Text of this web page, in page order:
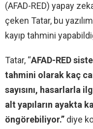
(AFAD-RED) yapay
çeken Tatar, bu
kayıp tahmini
Tatar, “AFAD-RED
tahmini olarak kaç
sayısını, hasarlarla
alt yapıların ayakta
öngörebiliyor.” diye